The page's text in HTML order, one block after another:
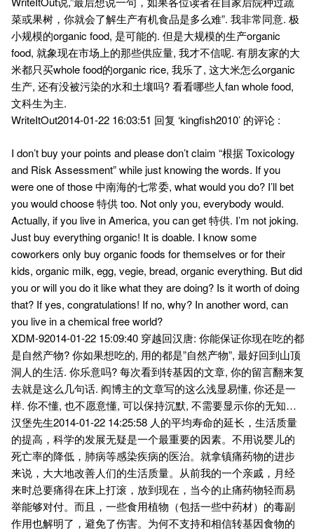
菜或果树，你就会了解生产有机食品是多么难”. 我非常同意. 极
小规模的organic food, 是可能的. 但是大规模的生产organic
food, 就象现在市场上的那些供应量, 我才不信呢. 有朋友家的大
米都只买whole food的organic rice, 我乐了, 这大米怎么organic
生产, 还有没被污染的水和土壤吗? 看看哪些人fan whole food,
文科生为主.
WriteItOut2014-01-22 16:03:51 回复 ‘kingfish2010’ 的评论 :
I don’t buy your points and please don’t claim “根据 Toxicology
and Risk Assessment” while just knowing the words. If you
were one of those 中南海的七常委, what would you do? I’ll bet
you would choose 特供 too. Not only you, everybody would.
Actually, if you live in America, you can get 特供. I’m not joking.
Just buy everything organic! It is doable. I know some
coworkers only buy organic foods for themselves or for their
kids, organic milk, egg, vegie, bread, organic everything. But did
you or will you do it like what they are doing? Is it worth of doing
that? If yes, congratulations! If no, why? In another word, can
you live in a chemical free world?
XDM-92014-01-22 15:09:40 穿越回汉唐: 你能保证你现在吃的都
是自然产物? 你如果想吃的, 用的都是”自然产物”, 最好回到山顶
洞人的生活. 你乐意吗? 每次看到转基因的文章, 你的留言翻来复
去就是这么几句话. 阎博主的文章写的这么浅显易懂, 你还是一
样. 你不懂, 也不愿意懂, 可以保持沉默, 不需要显示你的无知…
汉堡先生2014-01-22 14:25:58 人的平均寿命的延长，生活质量
的提高，科学的发展无疑是一个最重要的因素。不用说婴儿的
死亡率的降低，肺病等感染疾病的医治。就拿镇痛药物的进步
来说，大大地改善人们的生活质量。从前我的一个亲戚，月经
来时总要痛得在床上打滚，放到现在，当今的止痛药物轻而易
举能够对付。而且，一些食用植物（包括一些中药材）的毒副
作用也解明了，避免了伤害。为何不支持和相信转基因食物的